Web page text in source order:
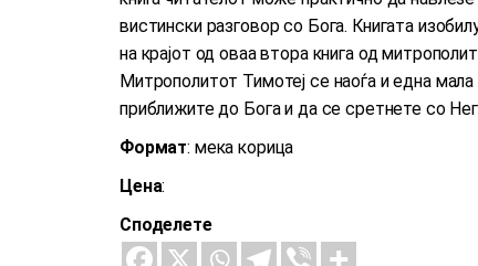
вистински разговор со Бога. Книгата
на крајот од оваа втора книга од
Митрополитот Тимотеј се наоѓа и една
приближите до Бога и да се сретнете со
Формат: мека корица
Цена:
Споделете